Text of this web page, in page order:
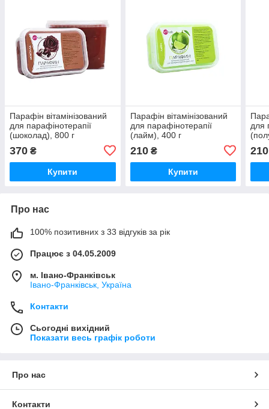
Парафін вітамінізований
для парафінотерапії
(шоколад), 800 г
370 ₴
Купити
Парафін вітамінізований
для парафінотерапії
(лайм), 400 г
210₴
Купити
для
210
Про нас
100% позитивних з 33 відгуків за рік
Працює з 04.05.2009
м. Івано-Франківськ
Івано-Франківськ, Україна
Контакти
Сьогодні вихідний
Показати весь графік роботи
Про нас
Контакти